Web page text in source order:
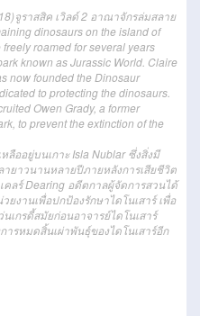
จูราสสิค เวิลด์ 2 อาณาจักรล่มสลาย
dinosaurs on the island of
roamed for several years
known as Jurassic World. Claire
now founded the Dinosaur
to protecting the dinosaurs.
Owen Grady, a former
to prevent the extinction of the
ลืออยู่บนเกาะ Isla Nublar ซึ่งสิ่งมี
ายาวนานหลายปีภายหลังการเสียชีวิต
ลร์ Dearing อดีตกาลผู้จัดการสวนได้
งานเพื่อปกป้องรักษาไดโนเสาร์ เพื่อ
เกรดี้สมัยก่อนอาจารย์ไดโนเสาร์
รหมดสิ้นเผ่าพันธุ์ของไดโนเสาร์อีก